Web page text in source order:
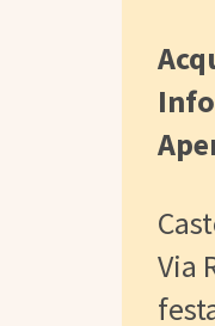
Via